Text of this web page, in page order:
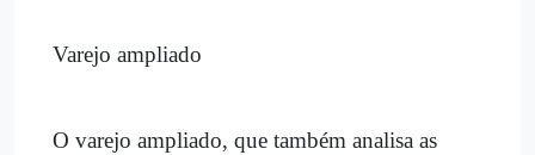
Varejo ampliado
O varejo ampliado, que também analisa as